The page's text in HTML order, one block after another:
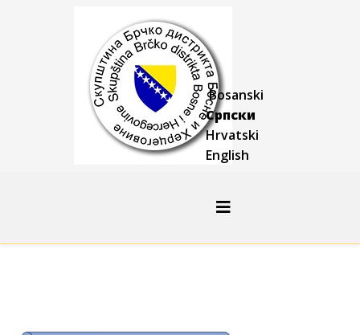
Bosanski
Српски
Hrvatski
English